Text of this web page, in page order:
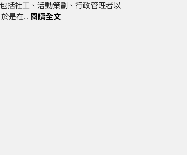
社工、活動策劃、行政管理者以
是在... 閱讀全文